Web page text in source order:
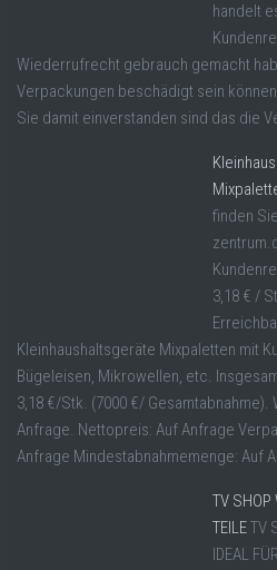
handelt
Wiederrufrecht gebrauch gemacht
Verpackungen beschädigt sein
Sie damit einverstanden sind das die
finden
3,18 € /
Kleinhaushaltsgeräte Mixpaletten mit
Bügeleisen, Mikrowellen, etc.
3,18 €/Stk. (7000 €/
Anfrage. Nettopreis: Auf Anfrage
Anfrage Mindestabnahmemenge: Auf
TV SHOP
TEILETV
IDEAL